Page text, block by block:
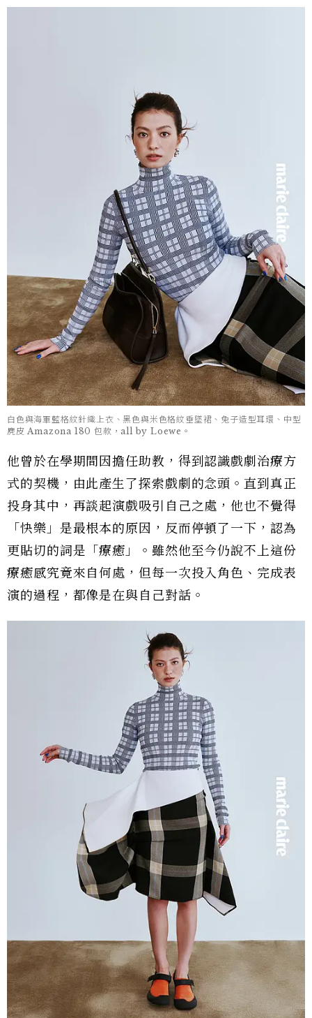
白色與海軍藍格紋針織上衣、黑色與米色格紋垂墜裙、兔子造型耳環、中型
麂皮 Amazona 180 包款，all by Loewe。
他曾於在學期間因擔任助教，得到認識戲劇治療方
式的契機，由此產生了探索戲劇的念頭。直到真正
投身其中，再談起演戲吸引自己之處，他也不覺得
「快樂」是最根本的原因，反而停頓了一下，認為
更貼切的詞是「療癒」。雖然他至今仍說不上這份
療癒感究竟來自何處，但每一次投入角色、完成表
演的過程，都像是在與自己對話。